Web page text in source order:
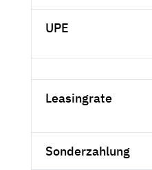
UPE
Leasingrate
Sonderzahlung